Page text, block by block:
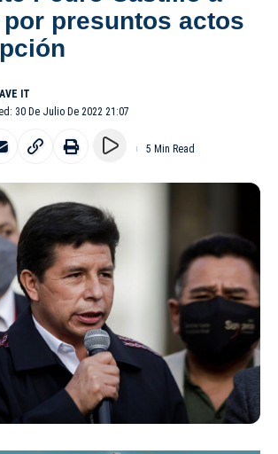
presuntos actos
30 De Julio De 2022 21:07
5 Min Read